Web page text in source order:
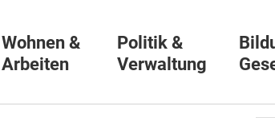
Wohnen &
Arbeiten
Politik &
Verwaltung